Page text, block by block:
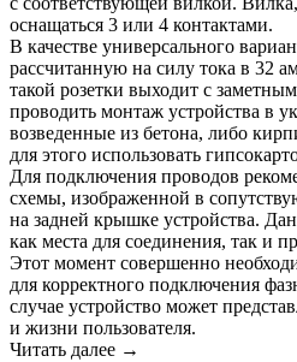
оснащаться 3 или 4 контактами.
В качестве универсального
рассчитанную на силу тока в 32
такой розетки выходит с
проводить монтаж устройства в
возведенные из бетона, либо
для этого использовать
Для подключения проводов
схемы, изображенной в
на задней крышке устройства.
как места для соединения, так и
Этот момент совершенно
для корректного подключения
случае устройство может
и жизни пользователя.
Читать далее →